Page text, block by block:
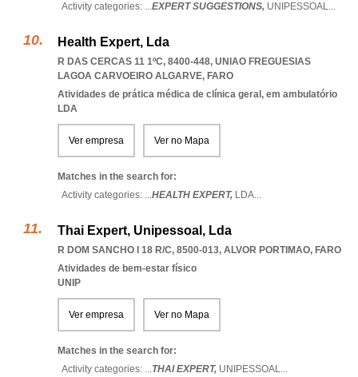
Activity categories: ...EXPERT SUGGESTIONS, UNIPESSOAL...
Health Expert, Lda
R DAS CERCAS 11 1ºC, 8400-448, UNIAO FREGUESIAS
LAGOA CARVOEIRO ALGARVE, FARO
Atividades de prática médica de clínica geral, em ambulatório
LDA
Ver empresa Ver no Mapa
Matches in the search for:
Activity categories: ...HEALTH EXPERT, LDA...
Thai Expert, Unipessoal, Lda
R DOM SANCHO I 18 R/C, 8500-013, ALVOR PORTIMAO, FARO
Atividades de bem-estar físico
UNIP
Ver empresa Ver no Mapa
Matches in the search for:
Activity categories: ...THAI EXPERT, UNIPESSOAL...